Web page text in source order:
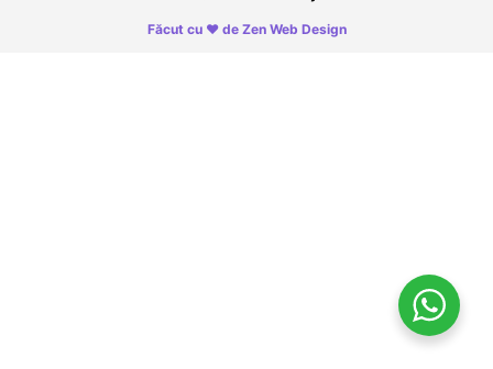
Făcut cu ❤ de Zen Web Design